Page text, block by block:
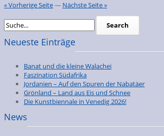
« Vorherige Seite— Nächste Seite »
Neueste Einträge
Banat und die kleine Walachei
Faszination Südafrika
Jordanien – Auf den Spuren der Nabatäer
Grönland – Land aus Eis und Schnee
Die Kunstbiennale in Venedig 2026!
News